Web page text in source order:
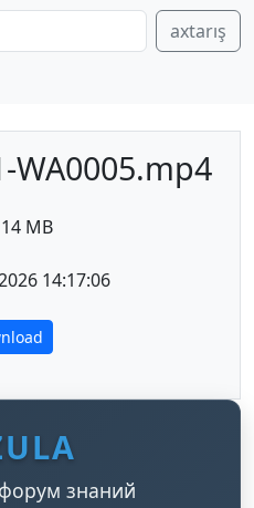
axtarış
WA0005.mp4
MB
14:17:06
знаний